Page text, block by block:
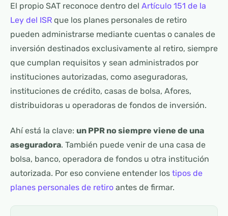
El propio SAT reconoce dentro del Artículo 151 de la
Ley del ISR que los planes personales de retiro
pueden administrarse mediante cuentas o canales de
inversión destinados exclusivamente al retiro, siempre
que cumplan requisitos y sean administrados por
instituciones autorizadas, como aseguradoras,
instituciones de crédito, casas de bolsa, Afores,
distribuidoras u operadoras de fondos de inversión.
Ahí está la clave: un PPR no siempre viene de una
aseguradora. También puede venir de una casa de
bolsa, banco, operadora de fondos u otra institución
autorizada. Por eso conviene entender los tipos de
planes personales de retiro antes de firmar.